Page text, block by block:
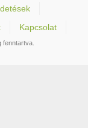
Kapcsolat
fenntartva.